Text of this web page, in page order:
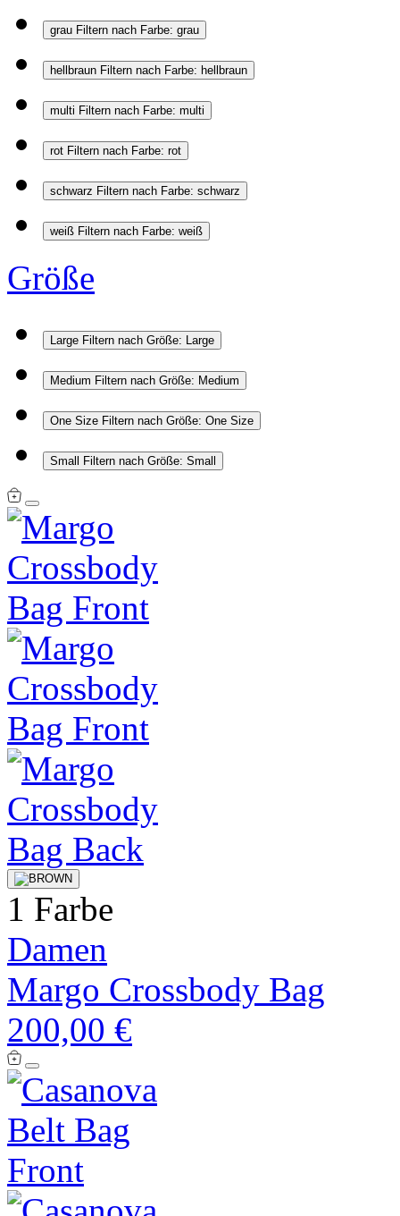
grau Filtern nach Farbe: grau
hellbraun Filtern nach Farbe: hellbraun
multi Filtern nach Farbe: multi
rot Filtern nach Farbe: rot
schwarz Filtern nach Farbe: schwarz
weiß Filtern nach Farbe: weiß
Größe
Large Filtern nach Größe: Large
Medium Filtern nach Größe: Medium
One Size Filtern nach Größe: One Size
Small Filtern nach Größe: Small
1 Farbe
Damen
Margo Crossbody Bag
200,00 €